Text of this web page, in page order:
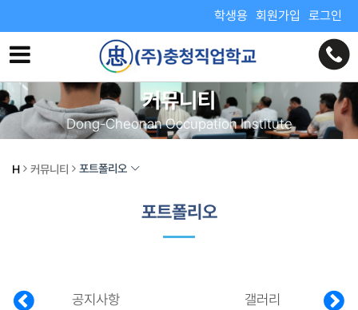
학생용 회원가입 로그인
커뮤니티
Dong-Cheonan Occupation Institute
H 커뮤니티 포트폴리오
포트폴리오
공지사항 갤러리